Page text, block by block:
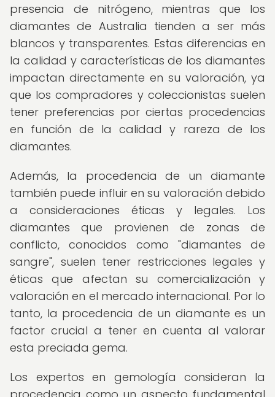
presencia de nitrógeno, mientras que los
diamantes de Australia tienden a ser más
blancos y transparentes. Estas diferencias en
la calidad y características de los diamantes
impactan directamente en su valoración, ya
que los compradores y coleccionistas suelen
tener preferencias por ciertas procedencias
en función de la calidad y rareza de los
diamantes.
Además, la procedencia de un diamante
también puede influir en su valoración debido
a consideraciones éticas y legales. Los
diamantes que provienen de zonas de
conflicto, conocidos como "diamantes de
sangre", suelen tener restricciones legales y
éticas que afectan su comercialización y
valoración en el mercado internacional. Por lo
tanto, la procedencia de un diamante es un
factor crucial a tener en cuenta al valorar
esta preciada gema.
Los expertos en gemología consideran la